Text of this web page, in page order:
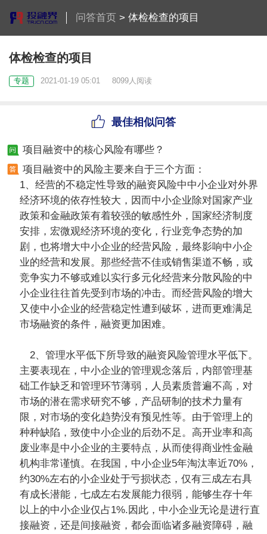
问答首页> 体检检查的项目
体检检查的项目
专题 2021-01-19 05:01 8099人阅读
最佳相似问答
项目融资中的核心风险有哪些？
项目融资中的风险主要来自于三个方面：
1、经营的不稳定性导致的融资风险中中小企业对外界
经济环境的依存性较大，因而中小企业除对国家产业
政策和金融政策有着较强的敏感性外，国家经济制度
安排，宏微观经济环境的变化，行业竞争态势的加
剧，也将增大中小企业的经营风险，最终影响中小企
业的经营和发展。那些经营不佳或销售渠道不畅，或
竞争实力不够或难以实行多元化经营来分散风险的中
小企业往往首先受到市场的冲击。而经营风险的增大
又使中小企业的经营稳定性遭到破坏，进而更难满足
市场融资的条件，融资更加困难。
2、管理水平低下所导致的融资风险管理水平低下。
主要表现在，中小企业的管理观念落后，内部管理基
础工作缺乏和管理环节薄弱，人员素质普遍不高，对
市场的潜在需求研究不够，产品研制的技术力量有
限，对市场的变化趋势没有预见性等。由于管理上的
种种缺陷，致使中小企业的后劲不足。高开业率和高
废业率是中小企业的主要特点，从而使得商业性金融
机构非常谨慎。在我国，中小企业5年淘汰率近70%，
约30%左右的小企业处于亏损状态，仅有三成左右具
有成长潜能，七成左右发展能力很弱，能够生存十年
以上的中小企业仅占1%.因此，中小企业无论是进行直
接融资，还是间接融资，都会面临诸多融资障碍，融